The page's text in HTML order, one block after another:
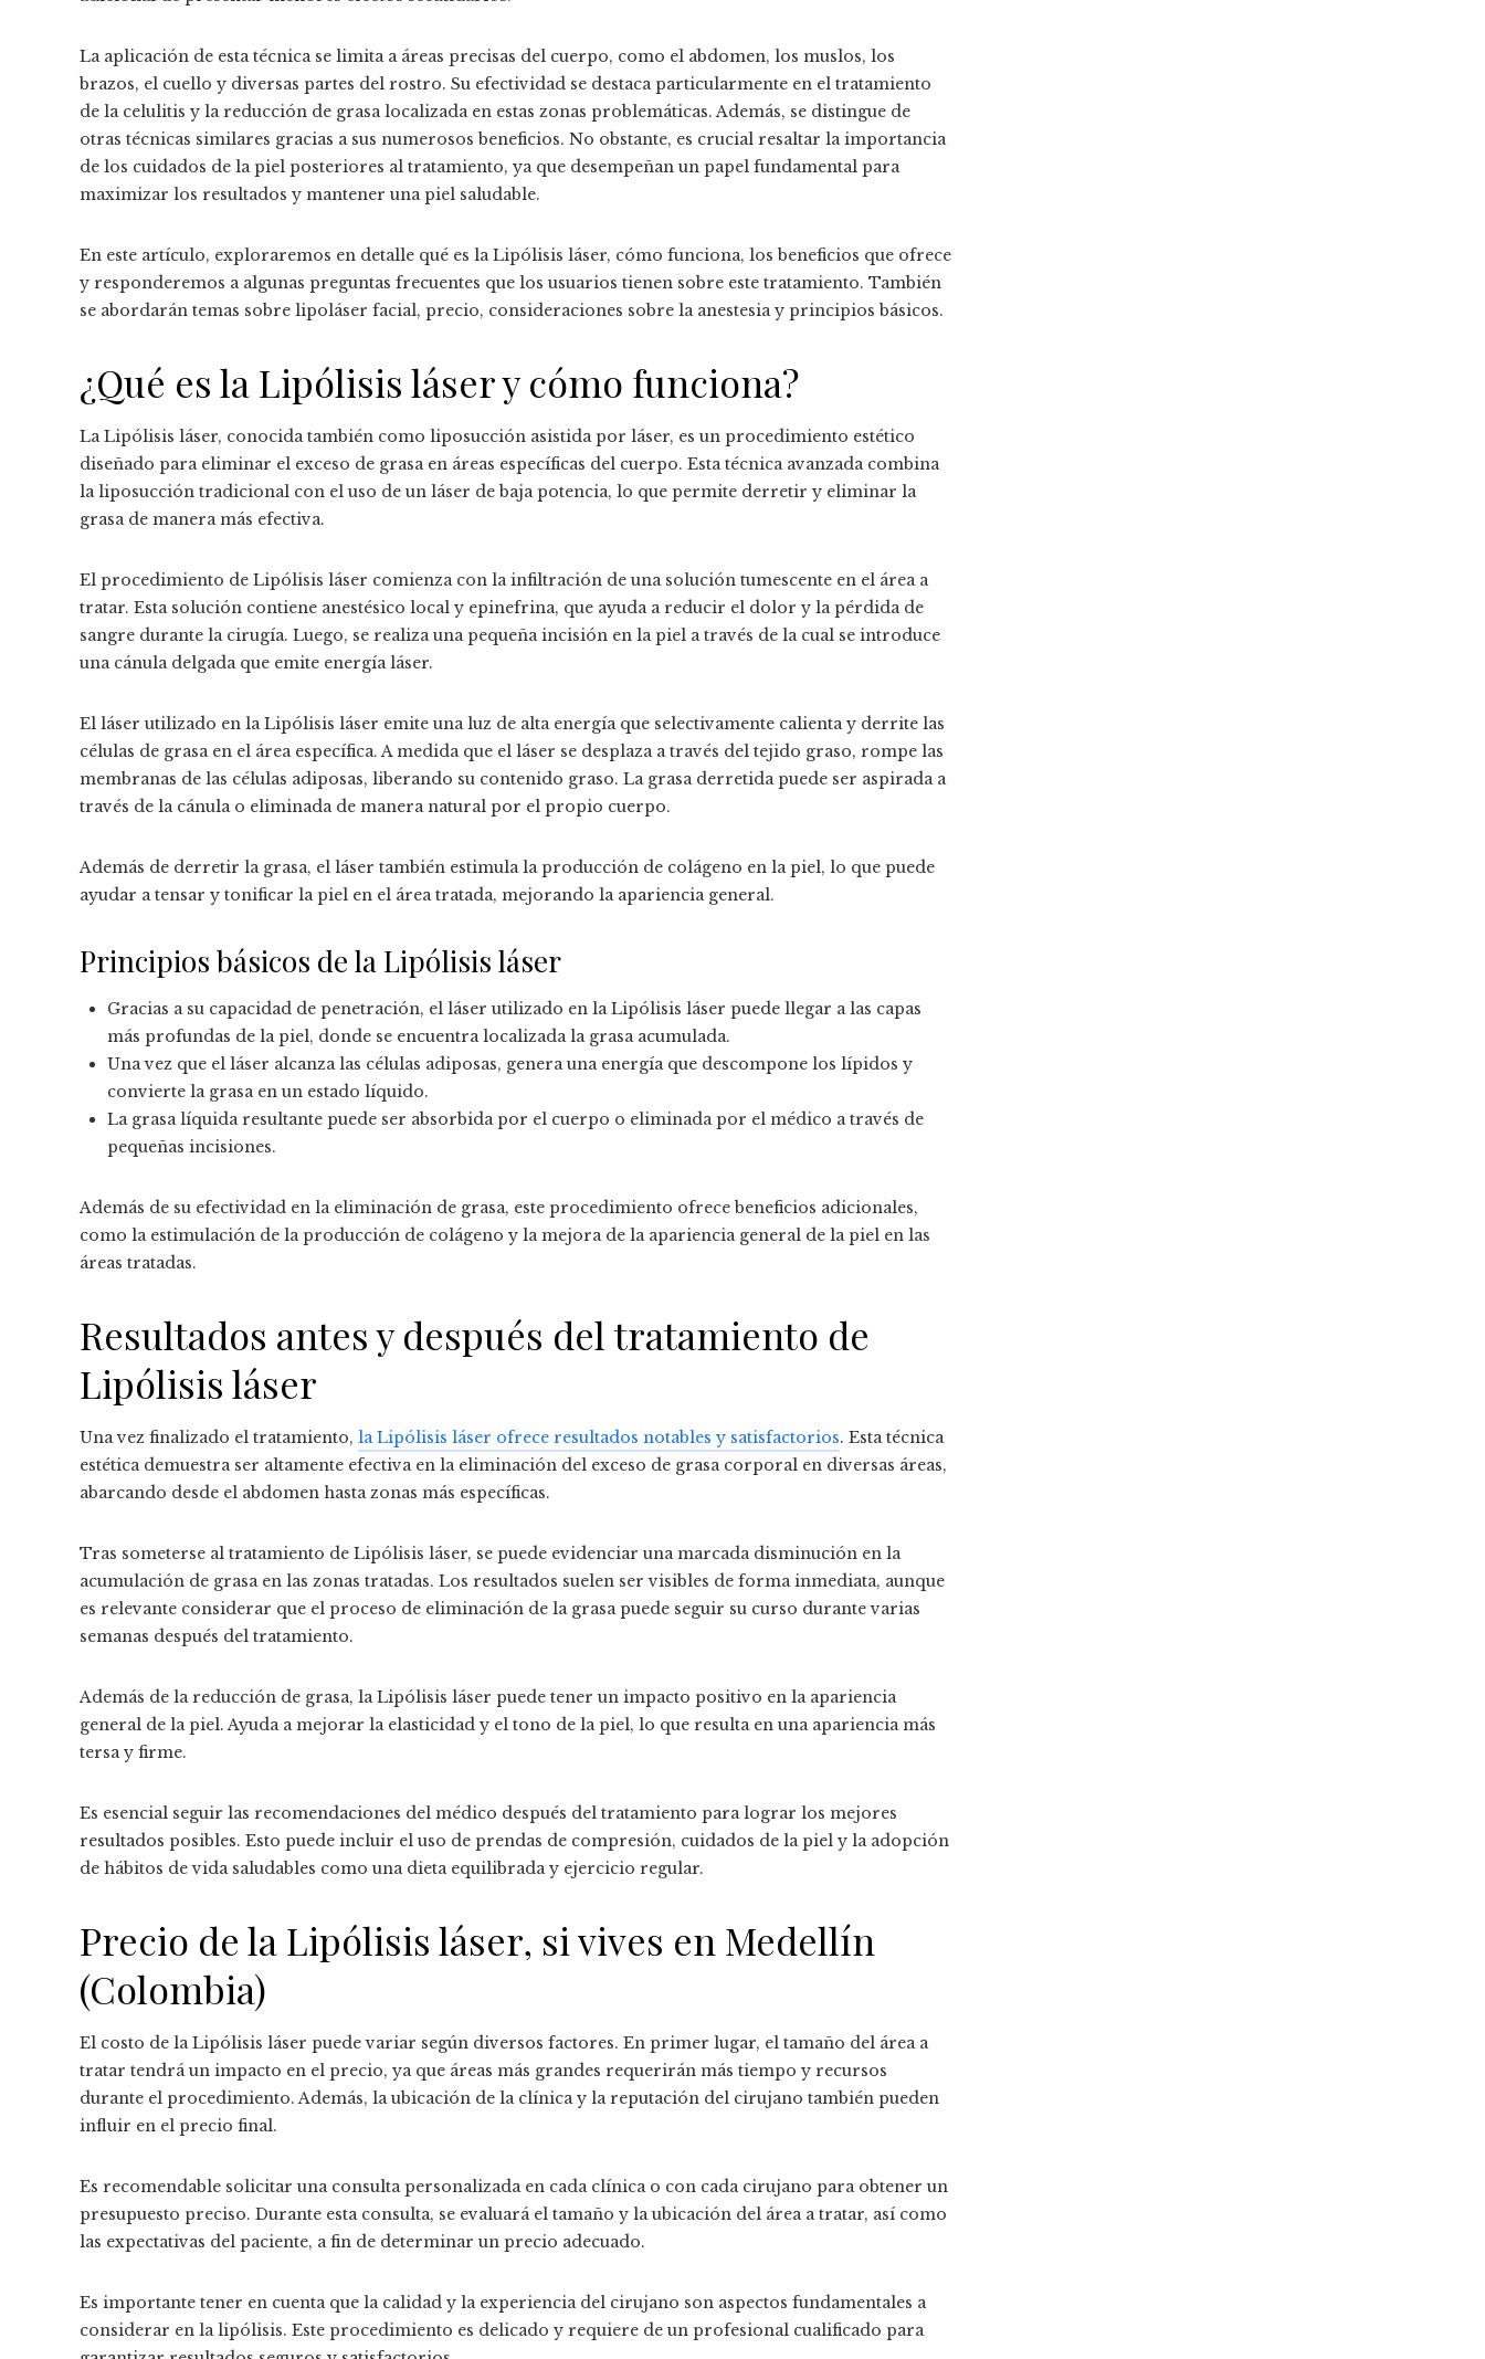
La aplicación de esta técnica se limita a áreas precisas del cuerpo, como el abdomen, los muslos, los
brazos, el cuello y diversas partes del rostro. Su efectividad se destaca particularmente en el tratamiento
de la celulitis y la reducción de grasa localizada en estas zonas problemáticas. Además, se distingue de
otras técnicas similares gracias a sus numerosos beneficios. No obstante, es crucial resaltar la importancia
de los cuidados de la piel posteriores al tratamiento, ya que desempeñan un papel fundamental para
maximizar los resultados y mantener una piel saludable.
En este artículo, exploraremos en detalle qué es la Lipólisis láser, cómo funciona, los beneficios que ofrece
y responderemos a algunas preguntas frecuentes que los usuarios tienen sobre este tratamiento. También
se abordarán temas sobre lipoláser facial, precio, consideraciones sobre la anestesia y principios básicos.
¿Qué es la Lipólisis láser y cómo funciona?
La Lipólisis láser, conocida también como liposucción asistida por láser, es un procedimiento estético
diseñado para eliminar el exceso de grasa en áreas específicas del cuerpo. Esta técnica avanzada combina
la liposucción tradicional con el uso de un láser de baja potencia, lo que permite derretir y eliminar la
grasa de manera más efectiva.
El procedimiento de Lipólisis láser comienza con la infiltración de una solución tumescente en el área a
tratar. Esta solución contiene anestésico local y epinefrina, que ayuda a reducir el dolor y la pérdida de
sangre durante la cirugía. Luego, se realiza una pequeña incisión en la piel a través de la cual se introduce
una cánula delgada que emite energía láser.
El láser utilizado en la Lipólisis láser emite una luz de alta energía que selectivamente calienta y derrite las
células de grasa en el área específica. A medida que el láser se desplaza a través del tejido graso, rompe las
membranas de las células adiposas, liberando su contenido graso. La grasa derretida puede ser aspirada a
través de la cánula o eliminada de manera natural por el propio cuerpo.
Además de derretir la grasa, el láser también estimula la producción de colágeno en la piel, lo que puede
ayudar a tensar y tonificar la piel en el área tratada, mejorando la apariencia general.
Principios básicos de la Lipólisis láser
Gracias a su capacidad de penetración, el láser utilizado en la Lipólisis láser puede llegar a las capas
más profundas de la piel, donde se encuentra localizada la grasa acumulada.
Una vez que el láser alcanza las células adiposas, genera una energía que descompone los lípidos y
convierte la grasa en un estado líquido.
La grasa líquida resultante puede ser absorbida por el cuerpo o eliminada por el médico a través de
pequeñas incisiones.
Además de su efectividad en la eliminación de grasa, este procedimiento ofrece beneficios adicionales,
como la estimulación de la producción de colágeno y la mejora de la apariencia general de la piel en las
áreas tratadas.
Resultados antes y después del tratamiento de
Lipólisis láser
Una vez finalizado el tratamiento, la Lipólisis láser ofrece resultados notables y satisfactorios. Esta técnica
estética demuestra ser altamente efectiva en la eliminación del exceso de grasa corporal en diversas áreas,
abarcando desde el abdomen hasta zonas más específicas.
Tras someterse al tratamiento de Lipólisis láser, se puede evidenciar una marcada disminución en la
acumulación de grasa en las zonas tratadas. Los resultados suelen ser visibles de forma inmediata, aunque
es relevante considerar que el proceso de eliminación de la grasa puede seguir su curso durante varias
semanas después del tratamiento.
Además de la reducción de grasa, la Lipólisis láser puede tener un impacto positivo en la apariencia
general de la piel. Ayuda a mejorar la elasticidad y el tono de la piel, lo que resulta en una apariencia más
tersa y firme.
Es esencial seguir las recomendaciones del médico después del tratamiento para lograr los mejores
resultados posibles. Esto puede incluir el uso de prendas de compresión, cuidados de la piel y la adopción
de hábitos de vida saludables como una dieta equilibrada y ejercicio regular.
Precio de la Lipólisis láser, si vives en Medellín
(Colombia)
El costo de la Lipólisis láser puede variar según diversos factores. En primer lugar, el tamaño del área a
tratar tendrá un impacto en el precio, ya que áreas más grandes requerirán más tiempo y recursos
durante el procedimiento. Además, la ubicación de la clínica y la reputación del cirujano también pueden
influir en el precio final.
Es recomendable solicitar una consulta personalizada en cada clínica o con cada cirujano para obtener un
presupuesto preciso. Durante esta consulta, se evaluará el tamaño y la ubicación del área a tratar, así como
las expectativas del paciente, a fin de determinar un precio adecuado.
Es importante tener en cuenta que la calidad y la experiencia del cirujano son aspectos fundamentales a
considerar en la lipólisis. Este procedimiento es delicado y requiere de un profesional cualificado para